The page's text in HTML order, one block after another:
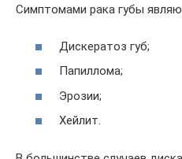
Симптомами рака губы
Дискератоз губ;
Папиллома;
Эрозии;
Хейлит.